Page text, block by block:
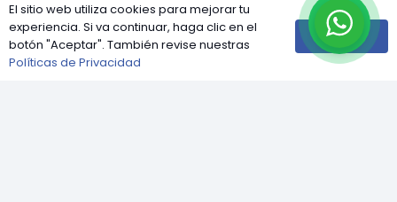
Industrias
El sitio web utiliza cookies para mejorar tu
experiencia. Si va continuar, haga clic en el
botón "Aceptar". También revise nuestras
Políticas de Privacidad
Aceptar